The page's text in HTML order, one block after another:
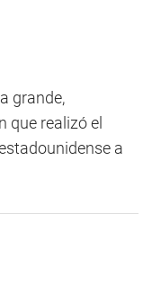
grande,
que realizó el
a